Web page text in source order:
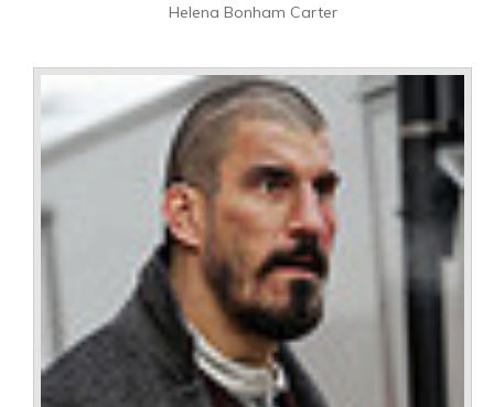
Helena Bonham Carter